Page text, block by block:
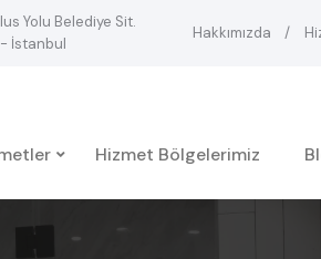
Yolu Belediye Sit.
İstanbul
Hakkımızda
Hizmet Bölgelerimiz